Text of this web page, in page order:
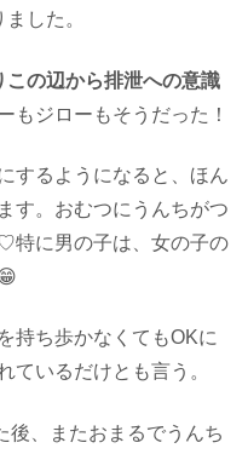
した。
の辺から排泄への意識
もジローもそうだった！
するようになると、ほん
す。おむつにうんちがつ
特に男の子は、女の子の
持ち歩かなくてもOKに
いるだけとも言う。
、またおまるでうんち